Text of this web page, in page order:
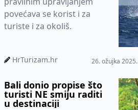
povećava se korist i za
turiste i za okoliš.
HrTurizam.hr 26. ožujka 2025.
Bali donio propise što
turisti NE smiju raditi
u destinaciji